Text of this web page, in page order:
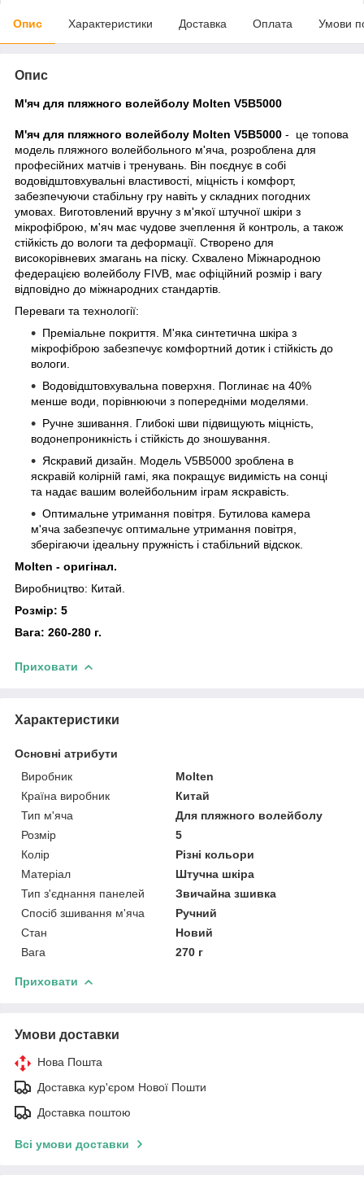
Опис Характеристики Доставка Оплата Умови
Опис
М'яч для пляжного волейболу Molten V5B5000
М'яч для пляжного волейболу Molten V5B5000 - це топова
модель пляжного волейбольного м'яча, розроблена для
професійних матчів і тренувань. Він поєднує в собі
водовідштовхувальні властивості, міцність і комфорт,
забезпечуючи стабільну гру навіть у складних погодних
умовах. Виготовлений вручну з м'якої штучної шкіри з
мікрофіброю, м'яч має чудове зчеплення й контроль, а також
стійкість до вологи та деформації. Створено для
високорівневих змагань на піску. Схвалено Міжнародною
федерацією волейболу FIVB, має офіційний розмір і вагу
відповідно до міжнародних стандартів.
Переваги та технології:
Преміальне покриття. М'яка синтетична шкіра з
мікрофіброю забезпечує комфортний дотик і стійкість до
вологи.
Водовідштовхувальна поверхня. Поглинає на 40%
менше води, порівнюючи з попередніми моделями.
Ручне зшивання. Глибокі шви підвищують міцність,
водонепроникність і стійкість до зношування.
Яскравий дизайн. Модель V5B5000 зроблена в
яскравій колірній гамі, яка покращує видимість на сонці
та надає вашим волейбольним іграм яскравість
Оптимальне утримання повітря. Бутилова камера
м'яча забезпечує оптимальне утримання повітря,
зберігаючи ідеальну пружність і стабільний відскок
Molten - оригінал.
Виробництво: Китай.
Розмір: 5
Вага: 260-280 г.
Приховати
Характеристики
Основні атрибути
Виробник
Molten
Країна виробник
Китай
Тип м'яча
Для пляжного волейболу
Розмір
5
Колір
Різні кольори
Матеріал
Штучна шкіра
Тип з'єднання панелей
Звичайна зшивка
Спосіб зшивання м'яча
Ручний
Стан
Новий
Вага
270 г
Приховати
Умови доставки
Нова Пошта
Доставка кур'єром Нової Пошти
Доставка поштою
Всі умови доставки